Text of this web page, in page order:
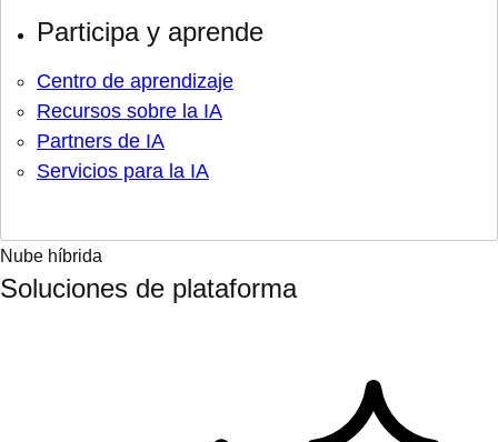
Participa y aprende
Centro de aprendizaje
Recursos sobre la IA
Partners de IA
Servicios para la IA
Nube híbrida
Soluciones de plataforma